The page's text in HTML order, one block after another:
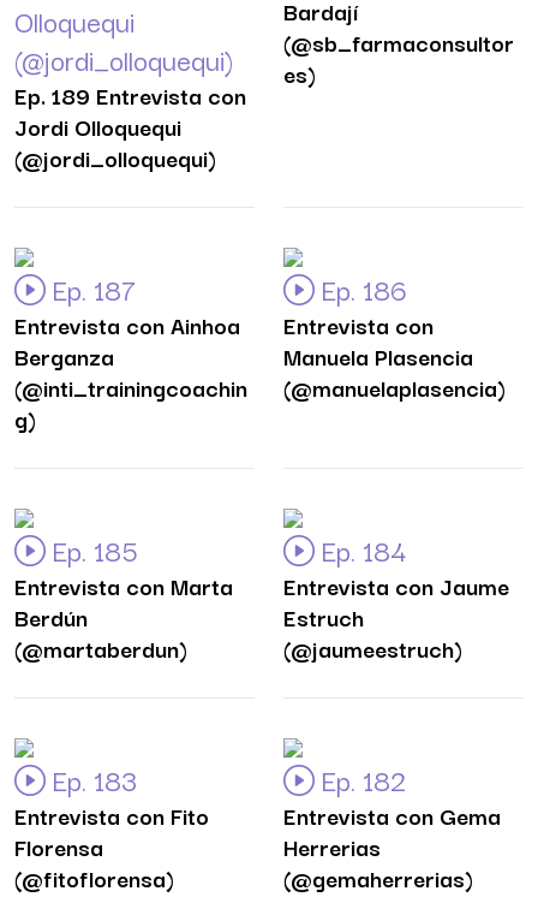
Olloquequi
(@jordi_olloquequi)
Ep. 189 Entrevista con
Jordi Olloquequi
(@jordi_olloquequi)
Bardají
(@sb_farmaconsultor
es)
Ep. 187
Entrevista con Ainhoa
Berganza
(@inti_trainingcoachin
g)
Ep. 186
Entrevista con
Manuela Plasencia
(@manuelaplasencia)
Ep. 185
Entrevista con Marta
Berdún
(@martaberdun)
Ep. 184
Entrevista con Jaume
Estruch
(@jaumeestruch)
Ep. 183
Entrevista con Fito
Florensa
(@fitoflorensa)
Ep. 182
Entrevista con Gema
Herrerias
(@gemaherrerias)